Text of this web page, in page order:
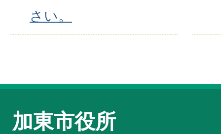
さい。
加東市役所